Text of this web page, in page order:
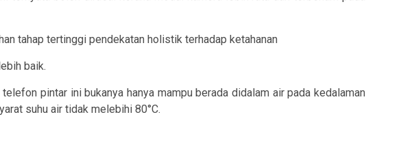
tahap tertinggi pendekatan holistik terhadap ketahanan
baik.
pintar ini bukanya hanya mampu berada didalam air pada kedalaman
suhu air tidak melebihi 80°C.